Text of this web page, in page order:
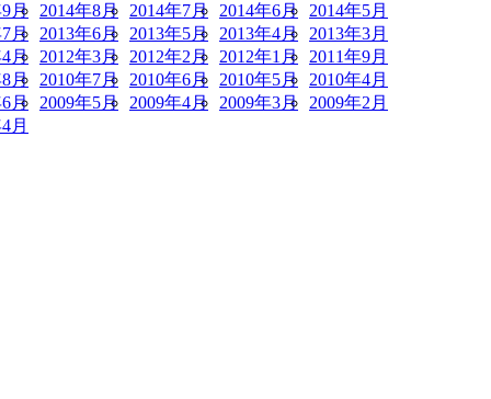
月 2014年8月 2014年7月 2014年6月 2014年5月
月 2013年6月 2013年5月 2013年4月 2013年3月
月 2012年3月 2012年2月 2012年1月 2011年9月
月 2010年7月 2010年6月 2010年5月 2010年4月
月 2009年5月 2009年4月 2009年3月 2009年2月
月